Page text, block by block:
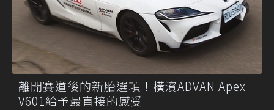
離開賽道後的新胎選項！橫濱ADVAN Apex
V601給予最直接的感受